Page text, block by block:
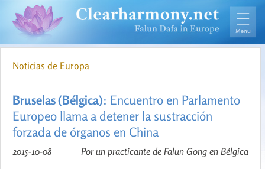
Noticias de Europa
Bruselas (Bélgica): Encuentro en Parlamento
Europeo llama a detener la sustracción
forzada de órganos en China
Por un practicante de Falun Gong en Bélgica
2015-10-08